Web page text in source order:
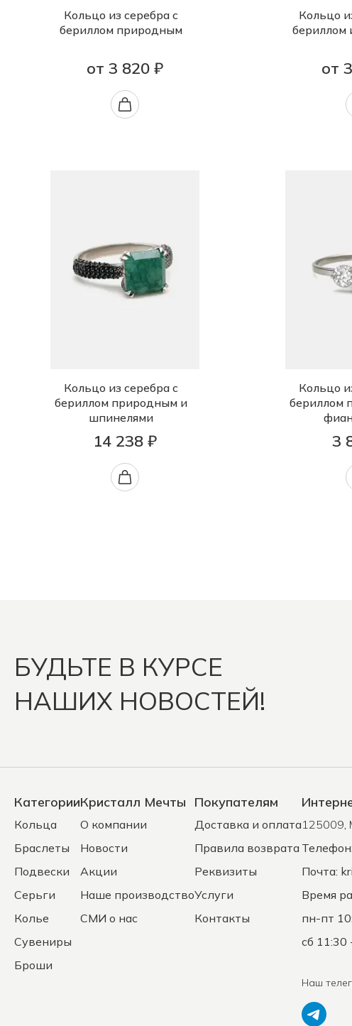
Кольцо из серебра с
бериллом природным
от 3 820 ₽
Кольцо
от
Кольцо из серебра с
бериллом природным и
шпинелями
14 238 ₽
Кольцо
бериллом
3
БУДЬТЕ В КУРСЕ
НАШИХ НОВОСТЕЙ!
Категории
Кольца
Браслеты
Подвески
Серьги
Колье
Сувениры
Броши
Кристалл Мечты
О компании
Новости
Акции
Наше производство
СМИ о нас
Покупателям
Доставка и оплата
Правила возврата
Реквизиты
Услуги
Контакты
125009,
Почта:
Время
пн-пт
сб 11:30
Наш